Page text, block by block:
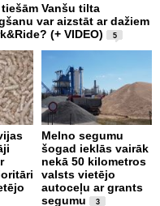
tiešām Vanšu tilta
var aizstāt ar dažiem
(+ VIDEO)
5
Melno segumu
šogad ieklās vairāk
nekā 50 kilometros
valsts vietējo
autoceļu ar grants
segumu
3